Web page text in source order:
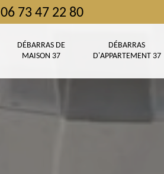
06 73 47 22 80
DÉBARRAS DE
MAISON 37
DÉBARRAS
D'APPARTEMENT 37